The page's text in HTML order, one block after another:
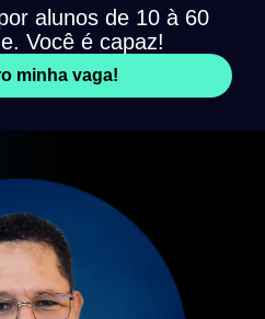
alunos de 10 à 60
Você é capaz!
minha vaga!